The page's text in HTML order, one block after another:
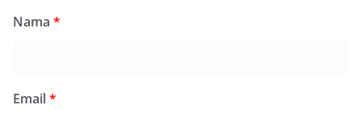
Nama *
Email*